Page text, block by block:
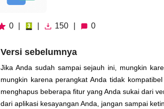
0 150 0
Versi sebelumnya
Jika Anda sudah sampai sejauh ini, mungkin
mungkin karena perangkat Anda tidak
menghapus beberapa fitur yang Anda sukai dari
dari aplikasi kesayangan Anda, jangan sampai